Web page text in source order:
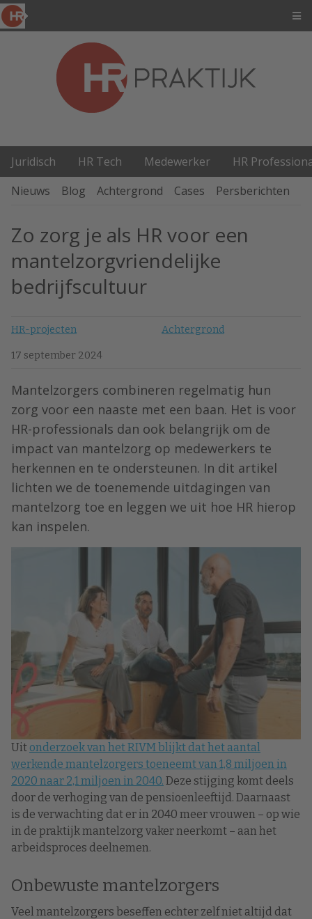
Juridisch HR Tech Medewerker
HR
Nieuws
Blog Achtergrond Cases Persberichten
Zo zorg je als HR voor een
mantelzorgvriendelijke
bedrijfscultuur
HR-projecten Achtergrond
17 september 2024
Mantelzorgers combineren regelmatig hun
zorg voor een naaste met een baan. Het is voor
HR-professionals dan ook belangrijk om de
impact van mantelzorg op medewerkers te
herkennen en te ondersteunen. In dit artikel
lichten we de toenemende uitdagingen van
mantelzorg toe en leggen we uit hoe HR hierop
kan inspelen.
Uit onderzoek van het RIVM blijkt dat het aantal
werkende mantelzorgers toeneemt van 1,8 miljoen in
2020 naar 2,1 miljoen in 2040. Deze stijging komt deels
door de verhoging van de pensioenleeftijd. Daarnaast
is de verwachting dat er in 2040 meer vrouwen – op wie
in de praktijk mantelzorg vaker neerkomt – aan het
arbeidsproces deelnemen.
Onbewuste mantelzorgers
Veel mantelzorgers beseffen echter zelf niet altijd dat